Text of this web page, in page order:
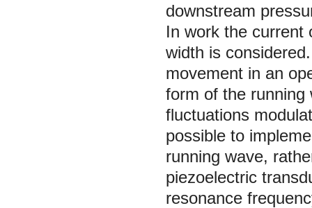
downstream
In work the current
width is
movement in an
form of the running
fluctuations
possible to
running wave,
piezoelectric
resonance